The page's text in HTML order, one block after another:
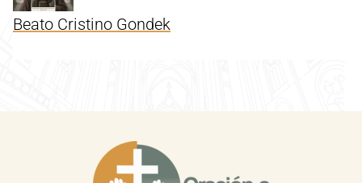
Beato Cristino Gondek